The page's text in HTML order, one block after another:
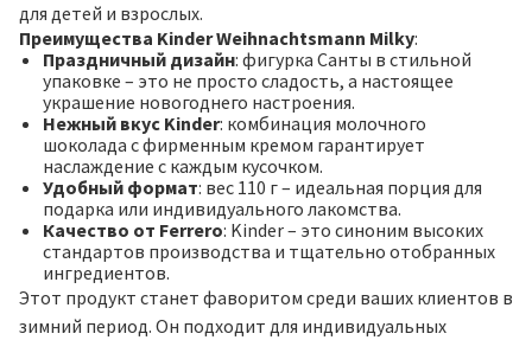
для детей и взрослых.
Преимущества Kinder Weihnachtsmann Milky:
Праздничный дизайн: фигурка Санты в стильной
упаковке – это не просто сладость, а настоящее
украшение новогоднего настроения.
Нежный вкус Kinder: комбинация молочного
шоколада с фирменным кремом гарантирует
наслаждение с каждым кусочком.
Удобный формат: вес 110 г – идеальная порция для
подарка или индивидуального лакомства.
Качество от Ferrero: Kinder – это синоним высоких
стандартов производства и тщательно отобранных
ингредиентов.
Этот продукт станет фаворитом среди ваших клиентов в
зимний период. Он подходит для индивидуальных